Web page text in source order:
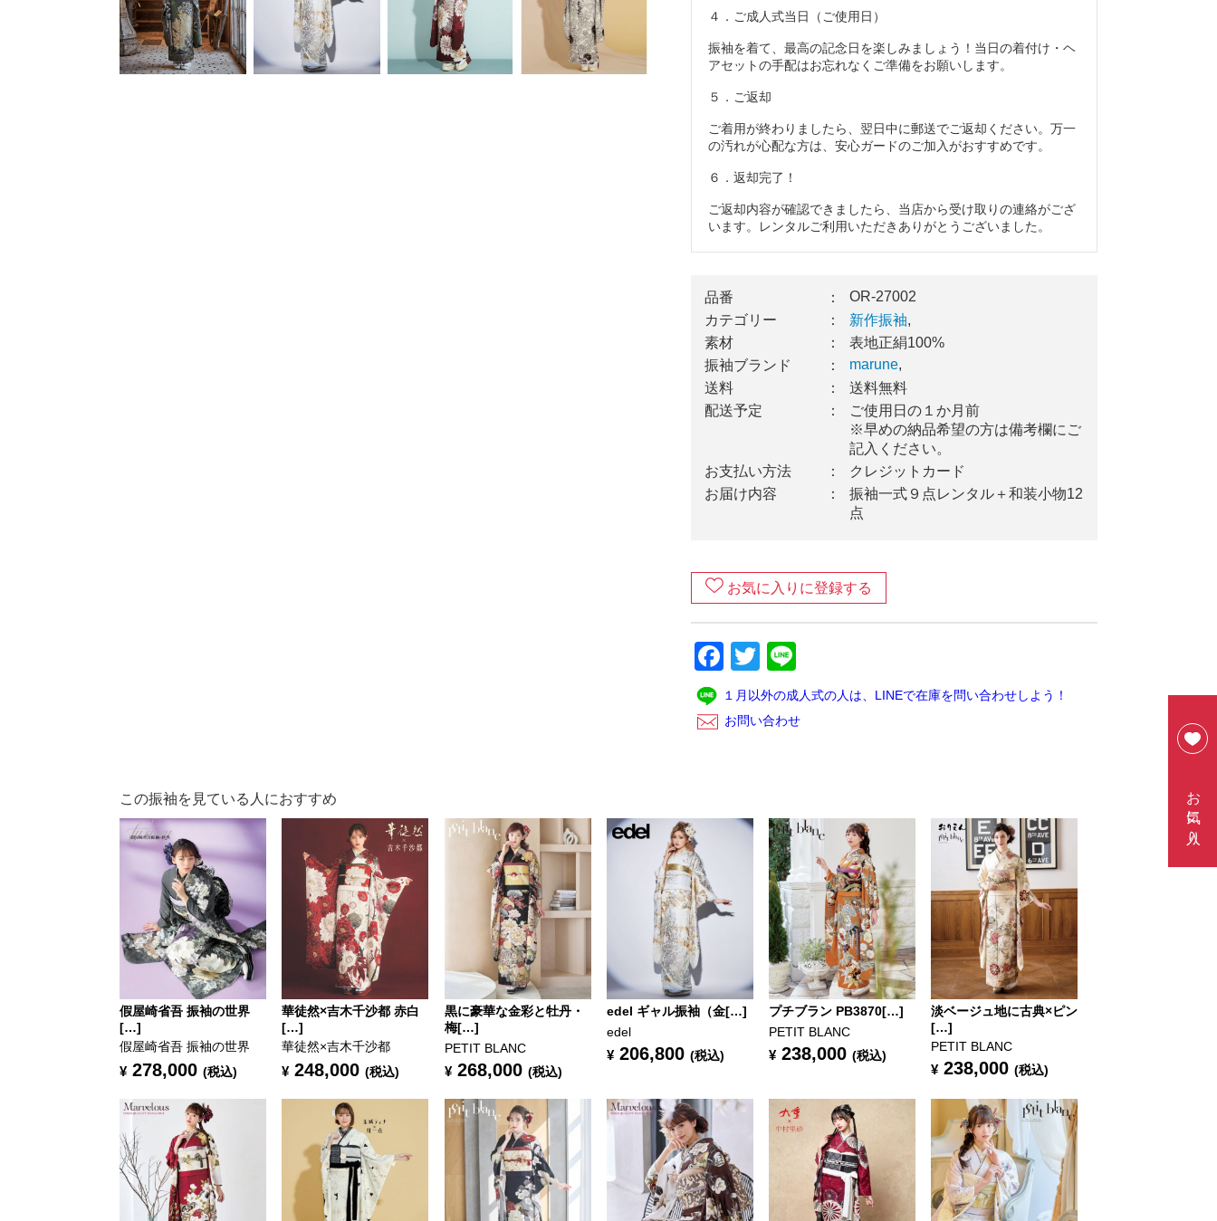
お気に入り
４．ご成人式当日（ご使用日）
振袖を着て、最高の記念日を楽しみましょう！当日の着付け・ヘ
アセットの手配はお忘れなくご準備をお願いします。
５．ご返却
ご着用が終わりましたら、翌日中に郵送でご返却ください。万一
の汚れが心配な方は、安心ガードのご加入がおすすめです。
６．返却完了！
ご返却内容が確認できましたら、当店から受け取りの連絡がござ
います。レンタルご利用いただきありがとうございました。
品番 ：
OR-27002
カテゴリー
： 新作振袖,
素材
：
表地正絹100%
振袖ブランド
： marune,
送料
：
送料無料
配送予定
：
ご使用日の１か月前
※早めの納品希望の方は備考欄にご
記入ください。
お支払い方法
：
クレジットカード
お届け内容
：
振袖一式９点レンタル＋和装小物12
点
お気に入りに登録する
Facebook
Twitter
１月以外の成人式の人は、LINEで在庫を問い合わせしよう！
お問い合わせ
この振袖を見ている人におすすめ
假屋崎省吾 振袖の世界
[…]
假屋崎省吾 振袖の世界
¥ 278,000 (税込)
華徒然×吉木千沙都 赤白
[…]
華徒然×吉木千沙都
¥ 248,000 (税込)
黒に豪華な金彩と牡丹・
梅[…]
PETIT BLANC
¥ 268,000 (税込)
edel ギャル振袖（金[…]
edel
¥ 206,800 (税込)
プチブラン PB3870[…]
PETIT BLANC
¥ 238,000 (税込)
淡ベージュ地に古典×ピン
[…]
PETIT BLANC
¥ 238,000 (税込)